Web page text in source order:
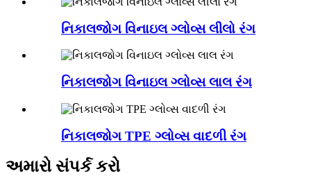
નિકાલજોગ વિનાઇલ ગ્લોવ્સ લીલો રંગ
નિકાલજોગ વિનાઇલ ગ્લોવ્સ લાલ રંગ
નિકાલજોગ TPE ગ્લોવ્સ વાદળી રંગ
અમારો સંપર્ક કરો